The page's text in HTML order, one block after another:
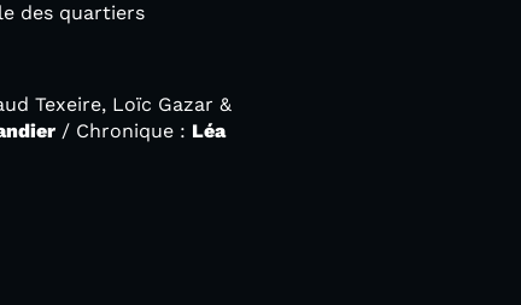
des quartiers
Texeire, Loïc Gazar &
/ Chronique : Léa